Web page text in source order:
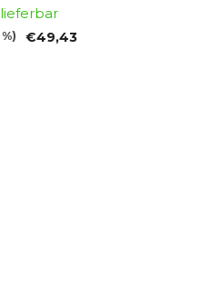
€49,43